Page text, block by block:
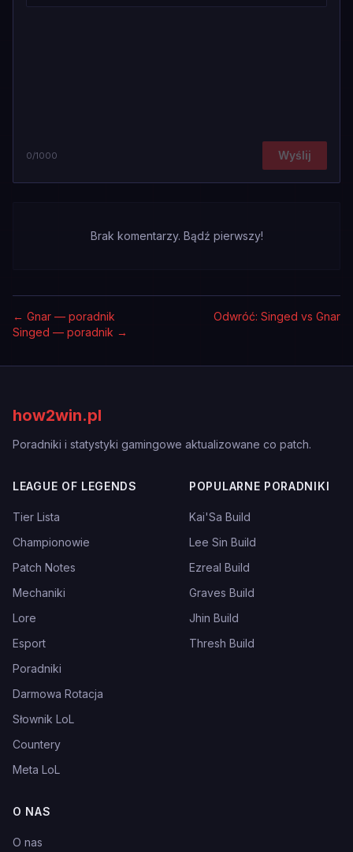
0/1000 Wyślij
Brak komentarzy. Bądź pierwszy!
← Gnar — poradnik
Odwróć: Singed vs Gnar
Singed — poradnik →
how2win.pl
Poradniki i statystyki gamingowe aktualizowane co patch.
LEAGUE OF LEGENDS
Tier Lista
Championowie
Patch Notes
Mechaniki
Lore
Esport
Poradniki
Darmowa Rotacja
Słownik LoL
Countery
Meta LoL
POPULARNE PORADNIKI
Kai'Sa Build
Lee Sin Build
Ezreal Build
Graves Build
Jhin Build
Thresh Build
O NAS
O nas